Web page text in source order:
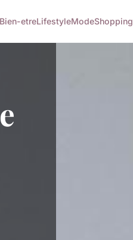
Bien-etreLifestyleModeShopping